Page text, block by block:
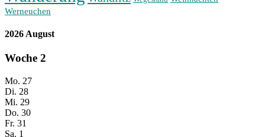
Werneuchen
2026 August
Woche 2
Mo. 27
Di. 28
Mi. 29
Do. 30
Fr. 31
Sa. 1